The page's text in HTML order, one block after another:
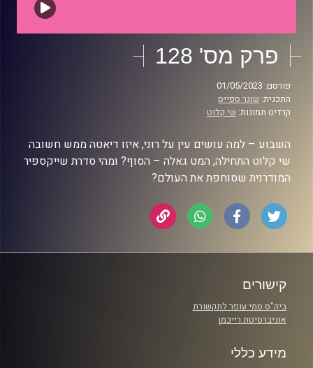
פרק מס' 128
פורסם: 01/05/2023
התכנית: שוגר ספייס
קרדיט תמונות: שי קלוט
השבוע – למה עושים עין על רוני, איזו דיאטה ממש חשובה
שי קלוט התחילה, המט גאלה – הסוף? ומהי סדרת שייקספיר
המודרנית שסוחפת את העולם?
קישורים
ביה"ס סמי עופר לתקשורת
אוניברסיטת רייכמן
מידע כללי